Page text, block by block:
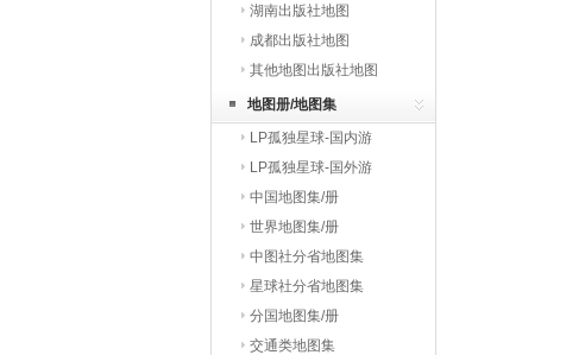
湖南出版社地图
成都出版社地图
其他地图出版社地图
地图册/地图集
LP孤独星球-国内游
LP孤独星球-国外游
中国地图集/册
世界地图集/册
中图社分省地图集
星球社分省地图集
分国地图集/册
交通类地图集